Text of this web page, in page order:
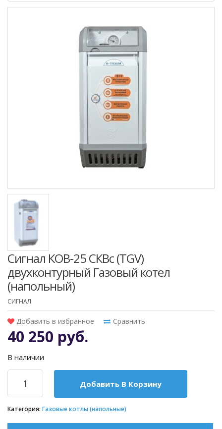
Сигнал КОВ-25 СКВс (TGV)
двухконтурный Газовый котел
(напольный)
СИГНАЛ
Добавить в избранное Сравнить
40 250 руб.
В наличии
Добавить В Корзину
Категория: Газовые котлы (напольные)